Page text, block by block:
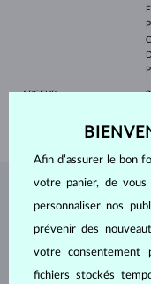
LARGEUR
BIJOUX
Afin d’assurer le bon
votre panier, de
personnaliser nos
prévenir des
votre consentement
fichiers stockés